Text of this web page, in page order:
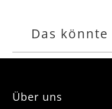
Das
Über uns